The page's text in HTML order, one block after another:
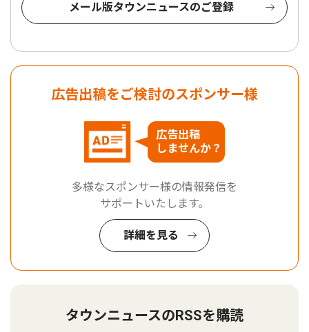
メール版タウンニュースのご登録
広告出稿をご検討のスポンサー様
広告出稿
しませんか？
多様なスポンサー様の情報発信を
サポートいたします。
詳細を見る
タウンニュースのRSSを購読